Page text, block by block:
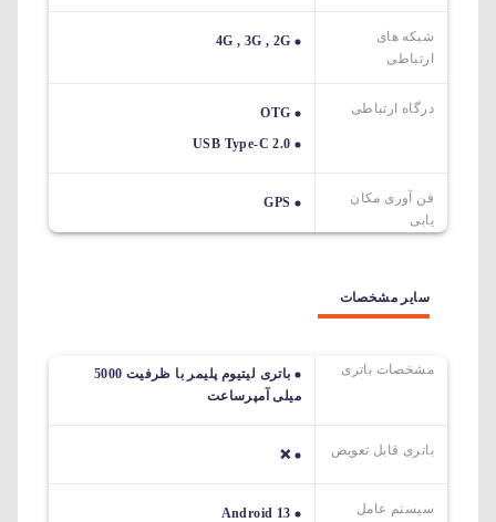
شبکه های
ارتباطی
4G , 3G , 2G
درگاه ارتباطی
OTG
USB Type-C 2.0
فن آوری مکان
یابی
GPS
سایر مشخصات
مشخصات باتری
باتری لیتیوم پلیمر با ظرفیت 5000
میلی آمپرساعت
باتری قابل تعویض ❌
سیستم عامل
Android 13